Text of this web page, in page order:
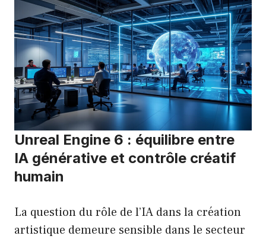
Unreal Engine 6 : équilibre entre
IA générative et contrôle créatif
humain
La question du rôle de l’IA dans la création
artistique demeure sensible dans le secteur